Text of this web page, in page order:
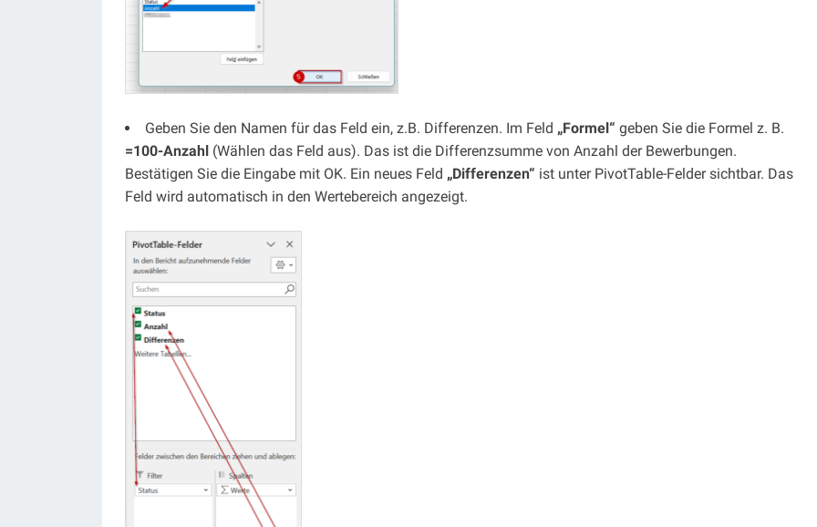
Geben Sie den Namen für das Feld ein, z.B. Differenzen. Im Feld „Formel“ geben Sie die Formel z. B.
=100-Anzahl (Wählen das Feld aus). Das ist die Differenzsumme von Anzahl der Bewerbungen.
Bestätigen Sie die Eingabe mit OK. Ein neues Feld „Differenzen“ ist unter PivotTable-Felder sichtbar. Das
Feld wird automatisch in den Wertebereich angezeigt.